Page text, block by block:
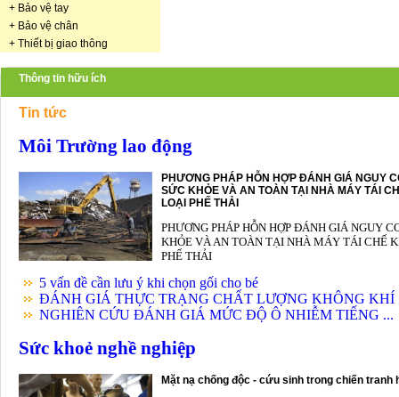
+ Bảo vệ tay
+ Bảo vệ chân
+ Thiết bị giao thông
Thông tin hữu ích
Tin tức
Môi Trường lao động
PHƯƠNG PHÁP HỖN HỢP ĐÁNH GIÁ NGUY
SỨC KHỎE VÀ AN TOÀN TẠI NHÀ MÁY TÁI
LOẠI PHẾ THẢI
PHƯƠNG PHÁP HỖN HỢP ĐÁNH GIÁ NGUY
KHỎE VÀ AN TOÀN TẠI NHÀ MÁY TÁI CHẾ
PHẾ THẢI
5 vấn đề cần lưu ý khi chọn gối cho bé
ĐÁNH GIÁ THỰC TRẠNG CHẤT LƯỢNG KHÔNG KHÍ
NGHIÊN CỨU ĐÁNH GIÁ MỨC ĐỘ Ô NHIỄM TIẾNG ...
Sức khoẻ nghề nghiệp
Mặt nạ chống độc - cứu sinh trong chiến tranh